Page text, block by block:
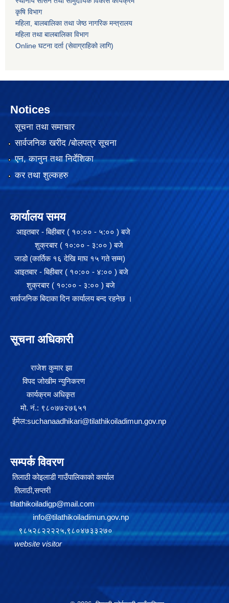
कृषि विभाग
महिला, बालबालिका तथा जेष्ठ नागरिक मन्त्रालय
महिला तथा बालबालिका विभाग
Online घटना दर्ता (सेवाग्राहिको लागि)
Notices
सूचना तथा समाचार
सार्वजनिक खरीद /बोलपत्र सूचना
एन, कानुन तथा निर्देशिका
कर तथा शुल्कहरु
कार्यालय समय
आइतबार - बिहीबार ( १०:०० - ५:०० ) बजे
शुक्रबार ( १०:०० - ३:०० ) बजे
जाडो (कार्तिक १६ देखि माघ १५ गते सम्म)
आइतबार - बिहीबार ( १०:०० - ४:०० ) बजे
शुक्रबार ( १०:०० - ३:०० ) बजे
सार्वजनिक बिदाका दिन कार्यालय बन्द रहनेछ ।
सूचना अधिकारी
राजेश कुमार झा
विपद जोखीम न्युनिकरण
कार्यक्रम अधिकृत
मो. नं.: ९८०७७२७६५१
ईमेल:suchanaadhikari@tilathikoiladimun.gov.np
सम्पर्क विवरण
तिलाठी कोइलाडी गाउँपालिकाको कार्याल
तिलाठी,सप्तरी
tilathikoiladigp@mail.com
info@tilathikoiladimun.gov.np
९८५२८२२२२५,९८०४७३३२७०
website visitor